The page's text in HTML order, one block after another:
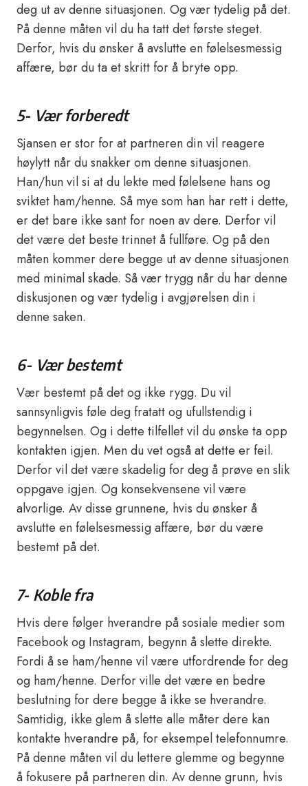
deg ut av denne situasjonen. Og vær tydelig på det.
På denne måten vil du ha tatt det første steget.
Derfor, hvis du ønsker å avslutte en følelsesmessig
affære, bør du ta et skritt for å bryte opp.
5- Vær forberedt
Sjansen er stor for at partneren din vil reagere
høylytt når du snakker om denne situasjonen.
Han/hun vil si at du lekte med følelsene hans og
sviktet ham/henne. Så mye som han har rett i dette,
er det bare ikke sant for noen av dere. Derfor vil
det være det beste trinnet å fullføre. Og på den
måten kommer dere begge ut av denne situasjonen
med minimal skade. Så vær trygg når du har denne
diskusjonen og vær tydelig i avgjørelsen din i
denne saken.
6- Vær bestemt
Vær bestemt på det og ikke rygg. Du vil
sannsynligvis føle deg fratatt og ufullstendig i
begynnelsen. Og i dette tilfellet vil du ønske ta opp
kontakten igjen. Men du vet også at dette er feil.
Derfor vil det være skadelig for deg å prøve en slik
oppgave igjen. Og konsekvensene vil være
alvorlige. Av disse grunnene, hvis du ønsker å
avslutte en følelsesmessig affære, bør du være
bestemt på det.
7- Koble fra
Hvis dere følger hverandre på sosiale medier som
Facebook og Instagram, begynn å slette direkte.
Fordi å se ham/henne vil være utfordrende for deg
og ham/henne. Derfor ville det være en bedre
beslutning for dere begge å ikke se hverandre.
Samtidig, ikke glem å slette alle måter dere kan
kontakte hverandre på, for eksempel telefonnumre.
På denne måten vil du lettere glemme og begynne
å fokusere på partneren din. Av denne grunn, hvis